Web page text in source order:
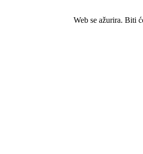
Web se ažurira. Biti